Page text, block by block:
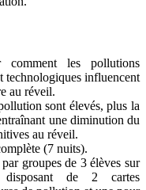
les pollutions
technologiques influencent
au réveil.
sont élevés, plus la
une diminution du
au réveil.
(7 nuits).
groupes de 3 élèves sur
disposant de 2 cartes